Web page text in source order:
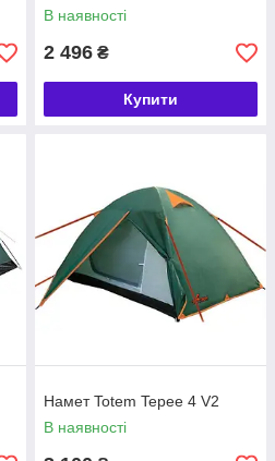
В наявності
2 496 ₴
Купити
Намет Totem Tepee 4 V2
В наявності